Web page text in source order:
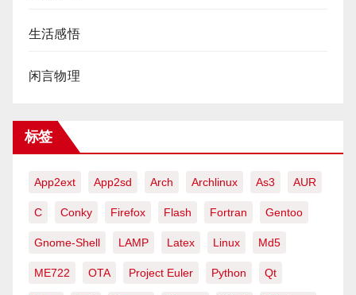
生活感悟
闲言物理
标签
App2ext App2sd Arch Archlinux As3 AUR
C Conky Firefox Flash Fortran Gentoo
Gnome-Shell LAMP Latex Linux Md5
ME722 OTA Project Euler Python Qt